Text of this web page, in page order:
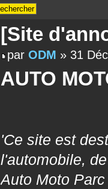
[Site
parODM » 31
AUTO
'Ce site est
l'automobile,
Auto Moto